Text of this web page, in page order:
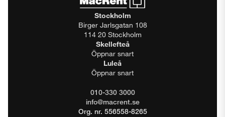
Stockholm
Birger Jarlsgatan 108
114 20 Stockholm
Skellefteå
Öppnar snart
Luleå
Öppnar snart
010-330 3000
info@macrent.se
Org. nr. 556558-8265